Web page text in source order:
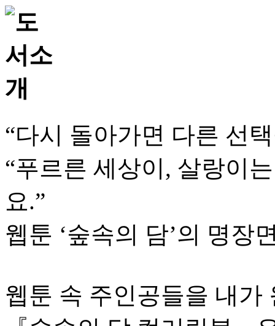
“다시 돌아가면 다른 선
“푸르른 세상이, 살랑이
요.”
웹툰 ‘숲속의 담’의 명장
웹툰 속 주인공들을 내가